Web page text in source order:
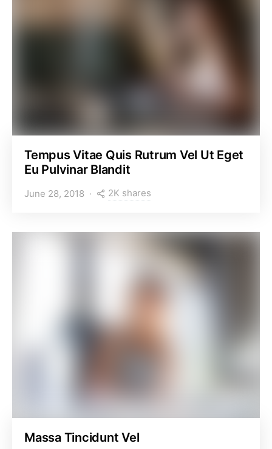
Tempus Vitae Quis Rutrum Vel Ut Eget
Eu Pulvinar Blandit
June 28, 2018 2K shares
Massa Tincidunt Vel